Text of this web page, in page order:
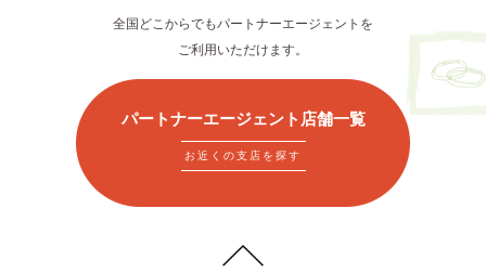
全国どこからでもパートナーエージェントを
ご利用いただけます。
パートナーエージェント店舗一覧
お近くの支店を探す